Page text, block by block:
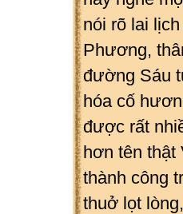
nói rõ lai
Phương,
đường Sáu
hóa cố
được rất
hơn tên thật
thành công
thuở lọt